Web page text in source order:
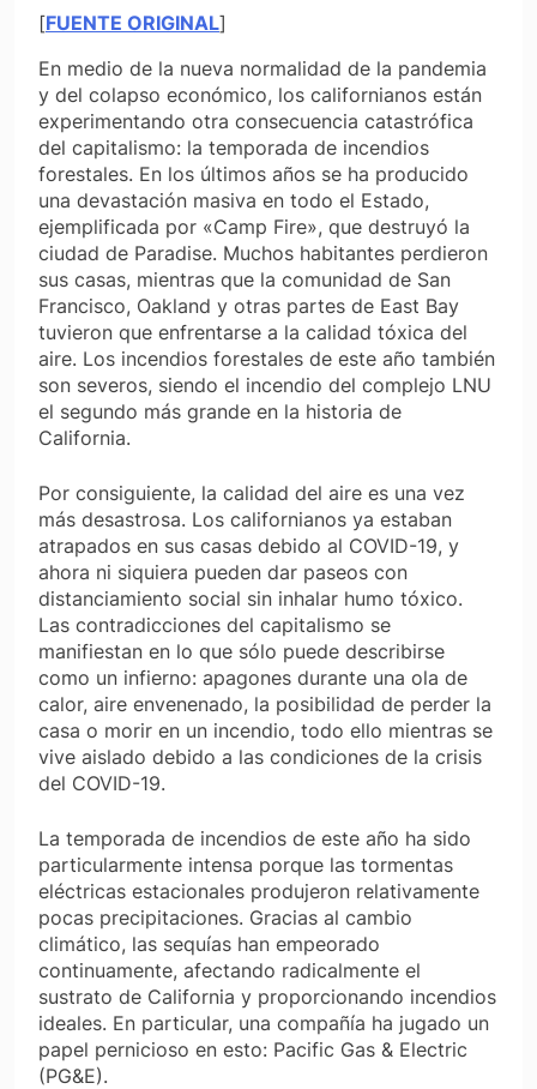
[FUENTE ORIGINAL]
En medio de la nueva normalidad de la pandemia
y del colapso económico, los californianos están
experimentando otra consecuencia catastrófica
del capitalismo: la temporada de incendios
forestales. En los últimos años se ha producido
una devastación masiva en todo el Estado,
ejemplificada por «Camp Fire», que destruyó la
ciudad de Paradise. Muchos habitantes perdieron
sus casas, mientras que la comunidad de San
Francisco, Oakland y otras partes de East Bay
tuvieron que enfrentarse a la calidad tóxica del
aire. Los incendios forestales de este año también
son severos, siendo el incendio del complejo LNU
el segundo más grande en la historia de
California.
Por consiguiente, la calidad del aire es una vez
más desastrosa. Los californianos ya estaban
atrapados en sus casas debido al COVID-19, y
ahora ni siquiera pueden dar paseos con
distanciamiento social sin inhalar humo tóxico.
Las contradicciones del capitalismo se
manifiestan en lo que sólo puede describirse
como un infierno: apagones durante una ola de
calor, aire envenenado, la posibilidad de perder la
casa o morir en un incendio, todo ello mientras se
vive aislado debido a las condiciones de la crisis
del COVID-19.
La temporada de incendios de este año ha sido
particularmente intensa porque las tormentas
eléctricas estacionales produjeron relativamente
pocas precipitaciones. Gracias al cambio
climático, las sequías han empeorado
continuamente, afectando radicalmente el
sustrato de California y proporcionando incendios
ideales. En particular, una compañía ha jugado un
papel pernicioso en esto: Pacific Gas & Electric
(PG&E).